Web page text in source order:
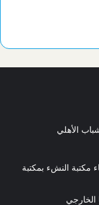
الأهلي
مكتبة النشء بمكتبة
الخارجي